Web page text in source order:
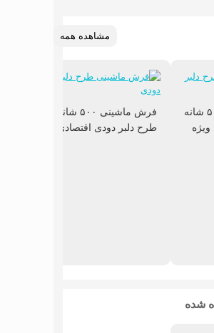
مشاهده همه
فرش ماشینی ۵۰۰ شانه
فرش ماشینی ۵۰۰ شانه
طرح دلبر دودی اقتصادی
شده